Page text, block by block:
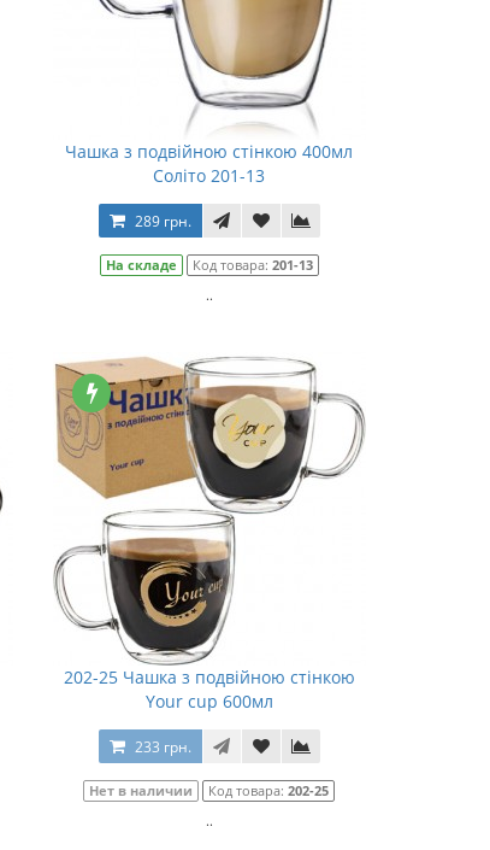
Чашка з подвійною стінкою 400мл
Соліто 201-13
289 грн.
На складе Код товара: 201-13
..
202-25 Чашка з подвійною стінкою
Your cup 600мл
233 грн.
Нет в наличии Код товара:202-25
..